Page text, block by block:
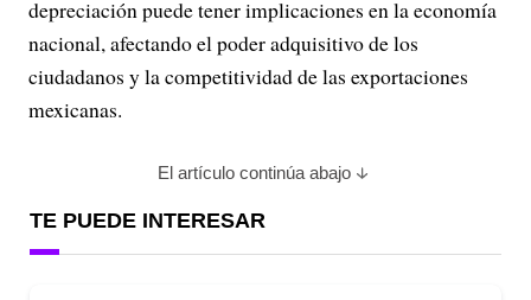
depreciación puede tener implicaciones en la economía
nacional, afectando el poder adquisitivo de los
ciudadanos y la competitividad de las exportaciones
mexicanas.
El artículo continúa abajo
TE PUEDE INTERESAR